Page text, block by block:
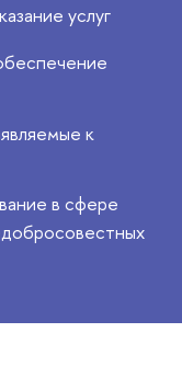
услуг
к
в сфере